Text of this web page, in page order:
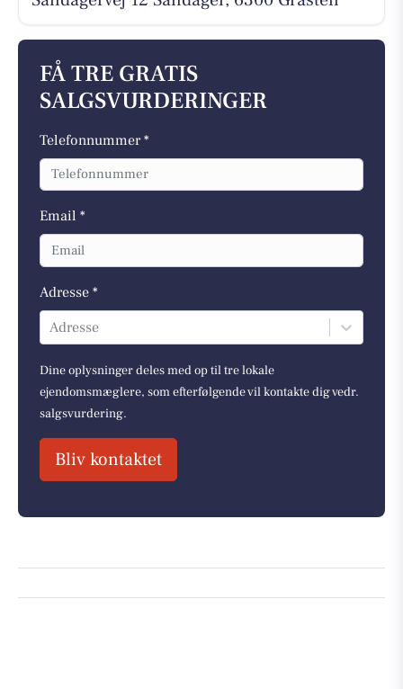
FÅ TRE GRATIS
SALGSVURDERINGER
Telefonnummer *
Email *
Adresse *
Adresse
Dine oplysninger deles med op til tre lokale
ejendomsmæglere, som efterfølgende vil kontakte dig vedr.
salgsvurdering.
Bliv kontaktet